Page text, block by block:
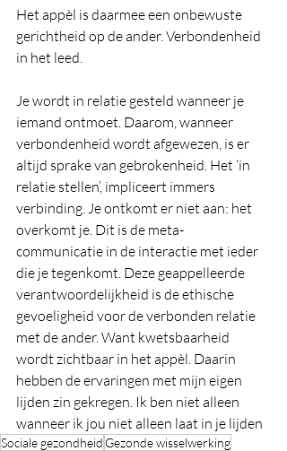
Het appèl is daarmee een onbewuste
gerichtheid op de ander. Verbondenheid
in het leed.
Je wordt in relatie gesteld wanneer je
iemand ontmoet. Daarom, wanneer
verbondenheid wordt afgewezen, is er
altijd sprake van gebrokenheid. Het ‘in
relatie stellen’, impliceert immers
verbinding. Je ontkomt er niet aan: het
overkomt je. Dit is de meta-
communicatie in de interactie met ieder
die je tegenkomt. Deze geappelleerde
verantwoordelijkheid is de ethische
gevoeligheid voor de verbonden relatie
met de ander. Want kwetsbaarheid
wordt zichtbaar in het appèl. Daarin
hebben de ervaringen met mijn eigen
lijden zin gekregen. Ik ben niet alleen
wanneer ik jou niet alleen laat in je lijden
Sociale gezondheid Gezonde wisselwerking